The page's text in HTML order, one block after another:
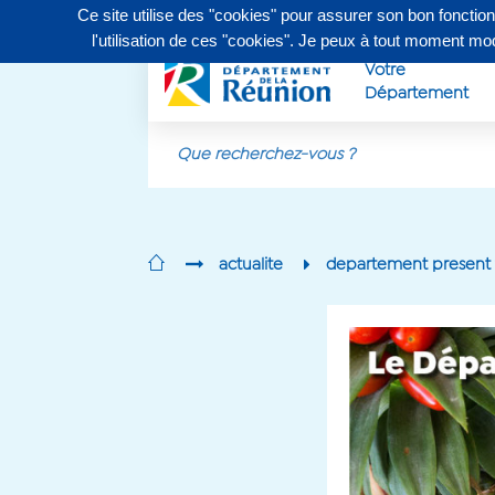
Contactez-nous au 0262 90 30 30, du lundi au
Votre
Département
actualite departement present
Ce site utilise des "cookies" pour assurer son bon
l'utilisation de ces "cookies". Je peux à tout moment